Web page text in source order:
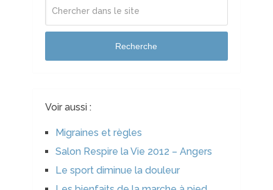
Recherche
Voir aussi :
Migraines et règles
Salon Respire la Vie 2012 – Angers
Le sport diminue la douleur